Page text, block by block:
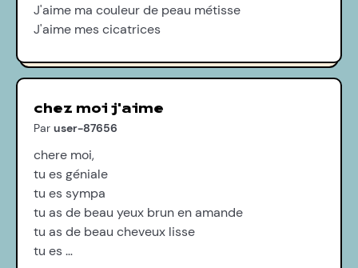
J'aime ma couleur de peau métisse
J'aime mes cicatrices
chez moi j'aime
Par user-87656
chere moi,
tu es géniale
tu es sympa
tu as de beau yeux brun en amande
tu as de beau cheveux lisse
tu es …